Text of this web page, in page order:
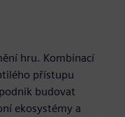
hru. Kombinací
přístupu
budovat
ekosystémy a